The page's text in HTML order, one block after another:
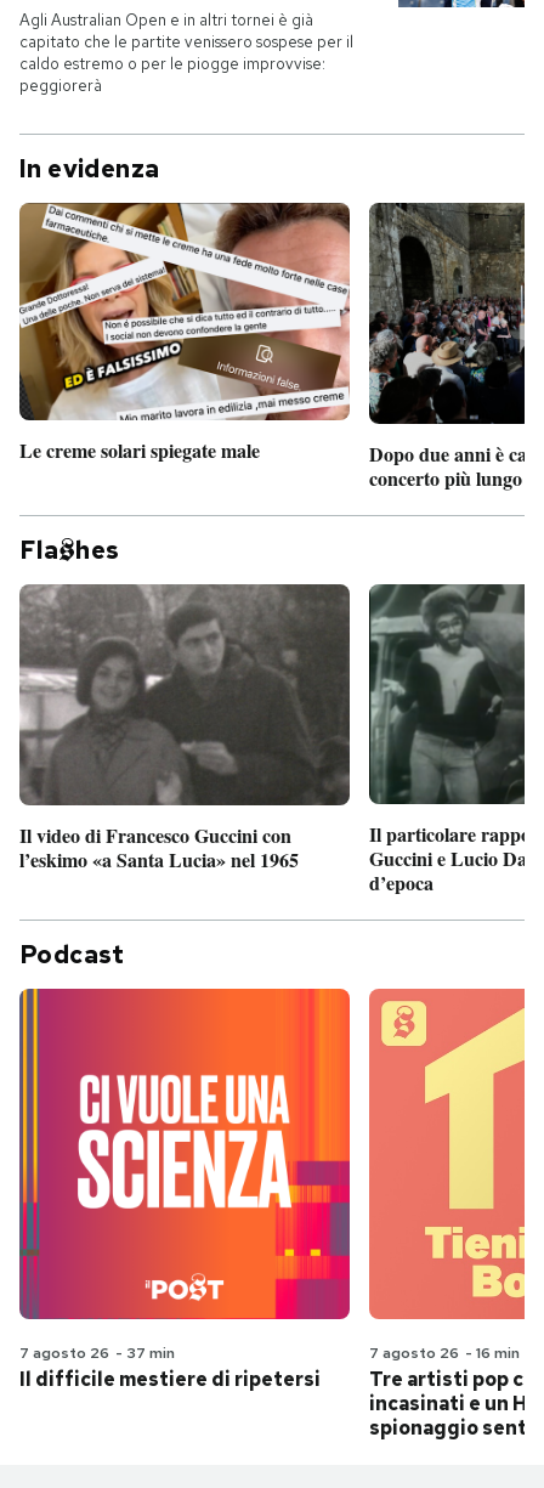
Agli Australian Open e in altri tornei è già
capitato che le partite venissero sospese per il
caldo estremo o per le piogge improvvise:
peggiorerà
In evidenza
Le creme solari spiegate male
Dopo due anni è
concerto più lungo
Fla hes
Il video di Francesco Guccini con
l’eskimo «a Santa Lucia» nel 1965
Il particolare
Guccini e Lucio
d’epoca
Podcast
7 agosto 26 - 37 min
Il difficile mestiere di ripetersi
7 agosto 26 - 16 min
Tre artisti pop
incasinati e un
spionaggio